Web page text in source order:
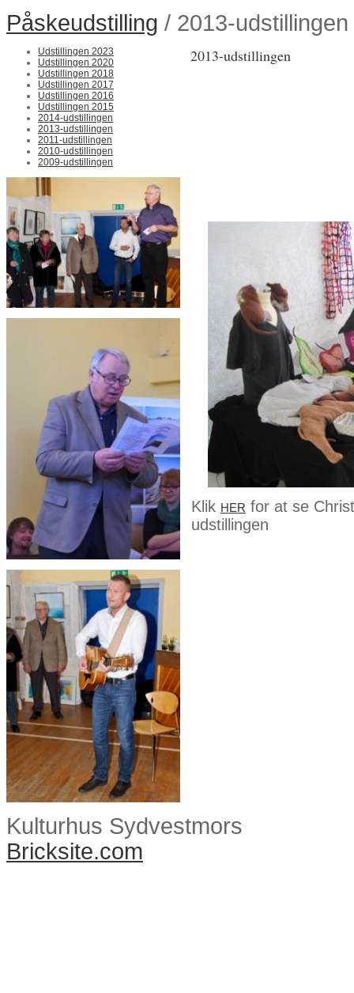
Påskeudstilling / 2013-udstillingen
Udstillingen 2023
Udstillingen 2020
Udstillingen 2018
Udstillingen 2017
Udstillingen 2016
Udstillingen 2015
2014-udstillingen
2013-udstillingen
2011-udstillingen
2010-udstillingen
2009-udstillingen
2013-udstillingen
Klik HER for at se
udstillingen
Kulturhus Sydvestmors
Bricksite.com